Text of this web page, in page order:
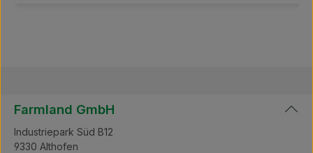
Farmland GmbH
Industriepark Süd B12
9330 Althofen